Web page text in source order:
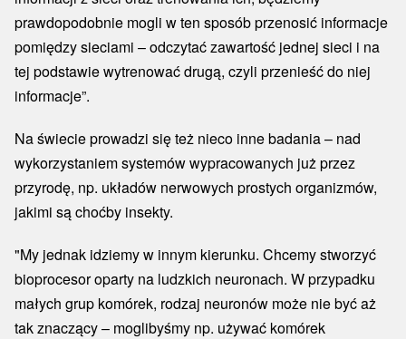
prawdopodobnie mogli w ten sposób przenosić informacje
pomiędzy sieciami – odczytać zawartość jednej sieci i na
tej podstawie wytrenować drugą, czyli przenieść do niej
informacje”.
Na świecie prowadzi się też nieco inne badania – nad
wykorzystaniem systemów wypracowanych już przez
przyrodę, np. układów nerwowych prostych organizmów,
jakimi są choćby insekty.
"My jednak idziemy w innym kierunku. Chcemy stworzyć
bioprocesor oparty na ludzkich neuronach. W przypadku
małych grup komórek, rodzaj neuronów może nie być aż
tak znaczący – moglibyśmy np. używać komórek